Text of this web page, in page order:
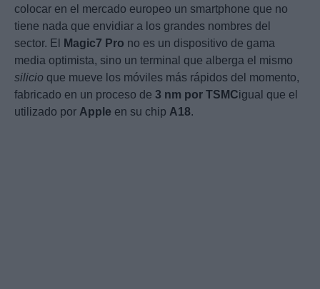
colocar en el mercado europeo un smartphone que no
tiene nada que envidiar a los grandes nombres del
sector. El
Magic7 Pro no es un dispositivo de gama
media optimista, sino un terminal que alberga el mismo
silicio que mueve los móviles más rápidos del momento,
fabricado en un proceso de 3 nm por TSMCigual que el
utilizado por Apple en su chip A18.